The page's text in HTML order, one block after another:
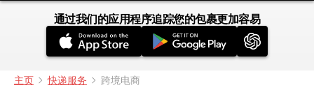
通过我们的应用程序追踪您的包裹更加容易
主页 快递服务 跨境电商